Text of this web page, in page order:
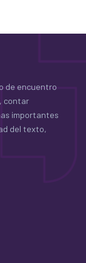
de encuentro
contar
importantes
del texto,